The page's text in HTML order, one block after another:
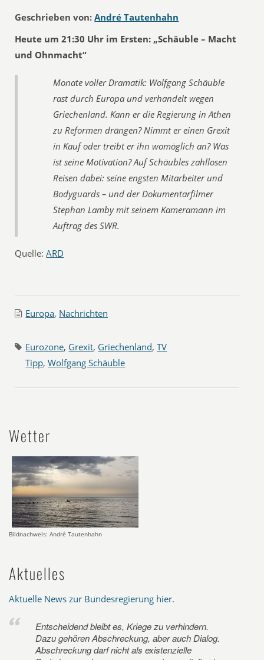
Geschrieben von: André Tautenhahn
Heute um 21:30 Uhr im Ersten: „Schäuble – Macht
und Ohnmacht“
Monate voller Dramatik: Wolfgang Schäuble
rast durch Europa und verhandelt wegen
Griechenland. Kann er die Regierung in Athen
zu Reformen drängen? Nimmt er einen Grexit
in Kauf oder treibt er ihn womöglich an? Was
ist seine Motivation? Auf Schäubles zahllosen
Reisen dabei: seine engsten Mitarbeiter und
Bodyguards – und der Dokumentarfilmer
Stephan Lamby mit seinem Kameramann im
Auftrag des SWR.
Quelle:ARD
Europa, Nachrichten
Eurozone, Grexit, Griechenland,TV
Tipp,Wolfgang Schäuble
Wetter
Bildnachweis: André Tautenhahn
Aktuelles
Aktuelle News zur Bundesregierung hier.
Entscheidend bleibt es, Kriege zu verhindern.
Dazu gehören Abschreckung, aber auch Dialog.
Abschreckung darf nicht als existenzielle